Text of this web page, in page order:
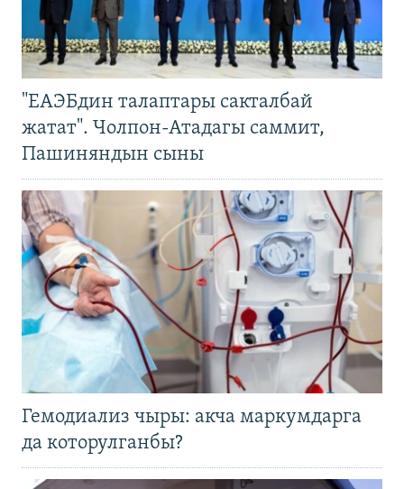
"ЕАЭБдин талаптары сакталбай
жатат". Чолпон-Атадагы саммит,
Пашиняндын сыны
Гемодиализ чыры: акча маркумдарга
да которулганбы?